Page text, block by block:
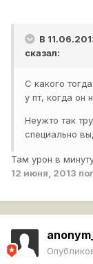
В
сказал:
С какого
у пт, когда он
Неужто так
специально
Там урон в
12 июня, 2013